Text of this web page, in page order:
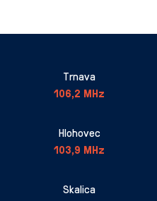
Trnava
106,2 MHz
Hlohovec
103,9 MHz
Skalica